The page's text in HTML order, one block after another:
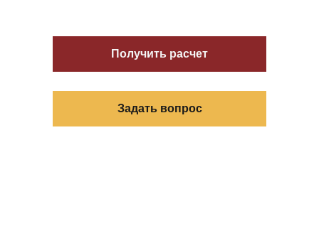
Задать вопрос
Получить расчет